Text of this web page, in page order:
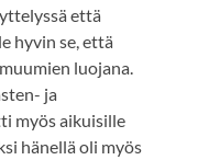
että
hyvin se, että
luojana.
ja
myös aikuisille
hänellä oli myös